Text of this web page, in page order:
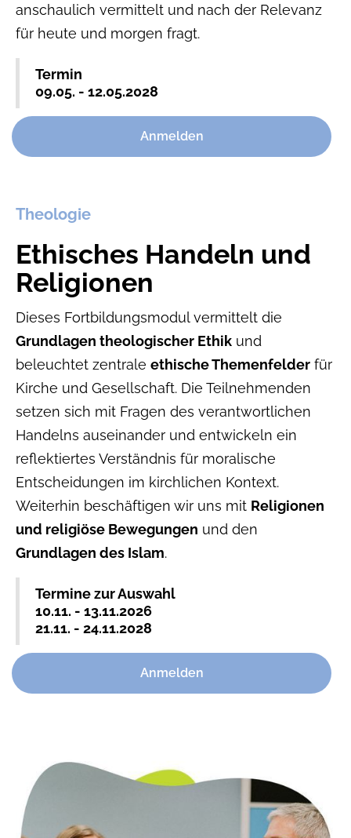
anschaulich vermittelt und nach der Relevanz
für heute und morgen fragt.
Termin
09.05. - 12.05.2028
Anmelden
Theologie
Ethisches Handeln und
Religionen
Dieses Fortbildungsmodul vermittelt die
Grundlagen theologischer Ethik und
beleuchtet zentrale ethische Themenfelder für
Kirche und Gesellschaft. Die Teilnehmenden
setzen sich mit Fragen des verantwortlichen
Handelns auseinander und entwickeln ein
reflektiertes Verständnis für moralische
Entscheidungen im kirchlichen Kontext.
Weiterhin beschäftigen wir uns mit Religionen
und religiöse Bewegungen und den
Grundlagen des Islam.
Termine zur Auswahl
10.11. - 13.11.2026
21.11. - 24.11.2028
Anmelden